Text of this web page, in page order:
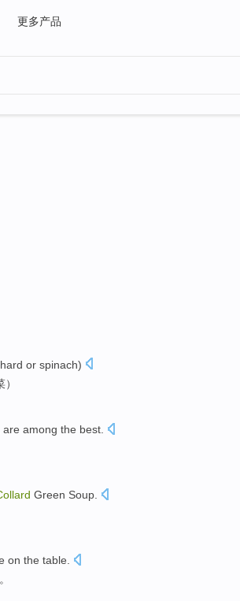
更多产品
or spinach)
are among the best.
Green Soup
on the table
。